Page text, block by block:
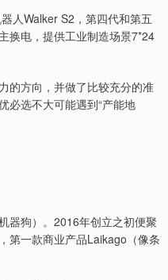
人Walker S2，第四代和第五
换电，提供工业制造场景7*24
的方向，并做了比较充分的准
必选不大可能遇到“产能地
器狗）。2016年创立之初便聚
第一款商业产品Laikago（像条